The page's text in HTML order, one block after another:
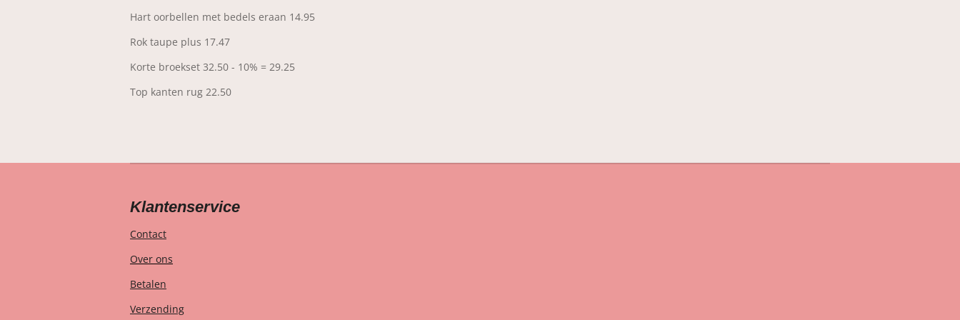
Hart oorbellen met bedels eraan 14.95
Rok taupe plus 17.47
Korte broekset 32.50 - 10% = 29.25
Top kanten rug 22.50
Klantenservice
Contact
Over ons
Betalen
Verzending